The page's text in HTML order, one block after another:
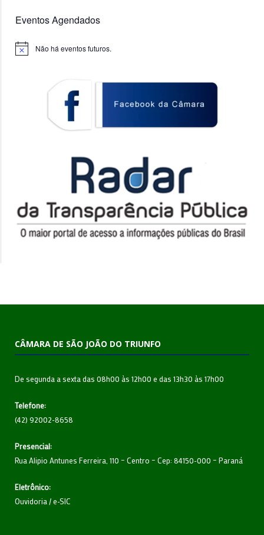
Eventos Agendados
Notice Não há eventos futuros.
CÂMARA DE SÃO JOÃO DO TRIUNFO
De segunda a sexta das 08h00 às 12h00 e das 13h30 às 17h00
Telefone:
(42) 92002-8658
Presencial:
Rua Alipio Antunes Ferreira, 110 – Centro – Cep: 84150-000 – Paraná
Eletrônico:
Ouvidoria /e-SIC